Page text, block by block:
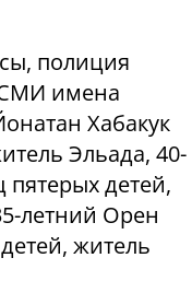
полиция
имена
Хабакук
Эльада, 40-
пятерых детей,
летний Орен
житель